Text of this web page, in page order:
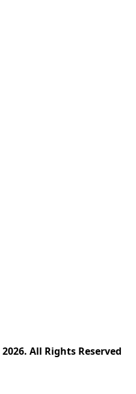
2026. All Rights Reserved